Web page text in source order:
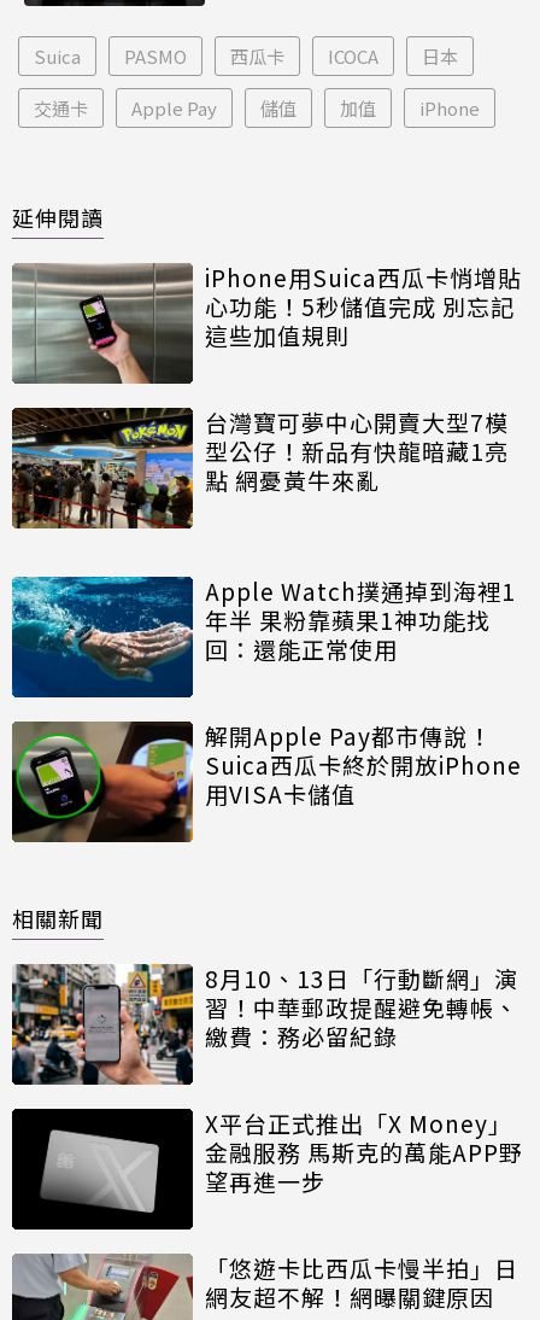
Suica PASMO 西瓜卡 ICOCA 日本
交通卡 Apple Pay 儲值 加值 iPhone
延伸閱讀
iPhone用Suica西瓜卡悄增貼
心功能！5秒儲值完成 別忘記
這些加值規則
台灣寶可夢中心開賣大型7模
型公仔！新品有快龍暗藏1亮
點 網憂黃牛來亂
Apple Watch撲通掉到海裡1
年半 果粉靠蘋果1神功能找
回：還能正常使用
解開Apple Pay都市傳說！
Suica西瓜卡終於開放iPhone
用VISA卡儲值
相關新聞
8月10、13日「行動斷網」演
習！中華郵政提醒避免轉帳、
繳費：務必留紀錄
X平台正式推出「X Money」
金融服務 馬斯克的萬能APP野
望再進一步
「悠遊卡比西瓜卡慢半拍」日
網友超不解！網曝關鍵原因